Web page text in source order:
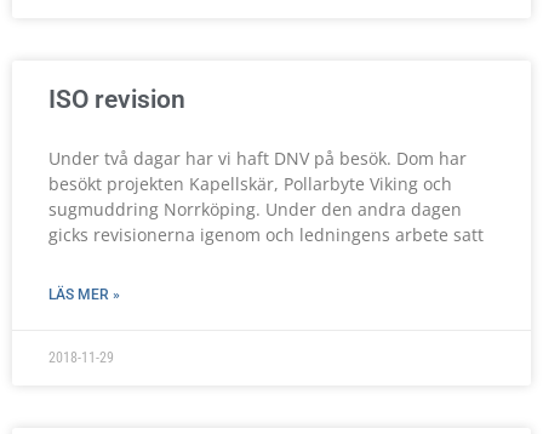
ISO revision
Under två dagar har vi haft DNV på besök. Dom har
besökt projekten Kapellskär, Pollarbyte Viking och
sugmuddring Norrköping. Under den andra dagen
gicks revisionerna igenom och ledningens arbete satt
LÄS MER »
2018-11-29